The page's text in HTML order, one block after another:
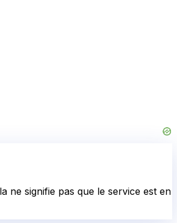
ne signifie pas que le service est en